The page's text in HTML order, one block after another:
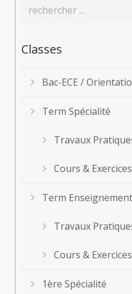
Classes
Bac-ECE /
Term Spécialité
Travaux
Cours & Exercices
Term
Travaux
Cours & Exercices
1ère Spécialité